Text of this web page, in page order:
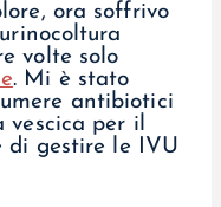
ora soffrivo
volte solo
. Mi è stato
antibiotici
per il
di gestire le IVU